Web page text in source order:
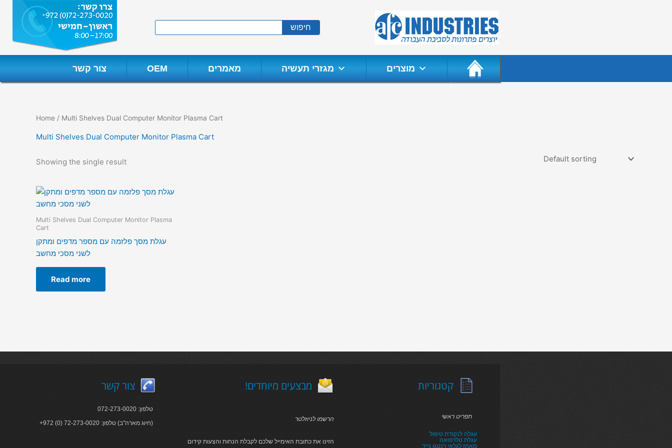
content
חיפוש
צור קשר OEM מאמרים מגזרי תעשיה מוצרים
Home / Multi Shelves Dual Computer Monitor Plasma Cart
Multi Shelves Dual Computer Monitor Plasma Cart
Showing the single result
Multi Shelves Dual Computer Monitor Plasma
Cart
עגלת מסך פלזמה עם מספר מדפים ומתקן
לשני מסכי מחשב
Read more
צור קשר
טלפון: 072-273-0020
+972 (0) 72-273-0020 :חיוג מארה"ב) טלפון)
!מבצעים מיוחדים
הרשמו לניוזלטר
הזינו את כתובת האימייל שלכם לקבלת הנחות והצעות קידום
קטגוריות
תפריט ראשי
עגלה לנקודת טיפול
עגלת טלרפואה
מאחז לגלאי רנטגן נייד